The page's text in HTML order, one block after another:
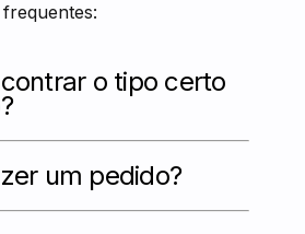
o tipo certo
um pedido?